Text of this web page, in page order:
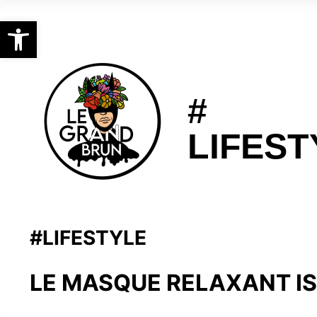
Ouvrir la barre d’outils
#
#LIFESTYLE
LE MASQUE RELAXANT